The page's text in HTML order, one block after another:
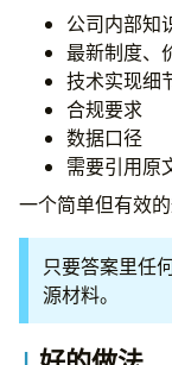
公司内部知
最新制度、
技术实现细
合规要求
数据口径
需要引用原
一个简单但有效的
只要答案里任
源材料。